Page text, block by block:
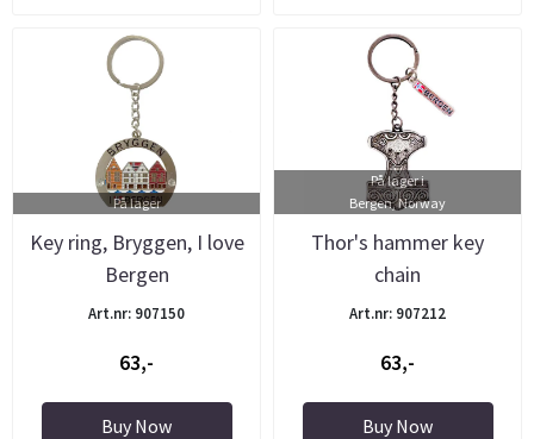
På lager
Key ring, Bryggen, I love
Bergen
Art.nr: 907150
63,-
Buy Now
På lager i
Bergen, Norway
Thor's hammer key
chain
Art.nr: 907212
63,-
Buy Now